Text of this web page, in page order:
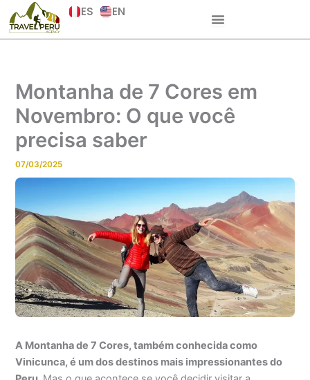
para
o
ES EN
Montanha de 7 Cores em
Novembro: O que você
precisa saber
07/03/2025
A Montanha de 7 Cores, também conhecida como
Vinicunca, é um dos destinos mais impressionantes do